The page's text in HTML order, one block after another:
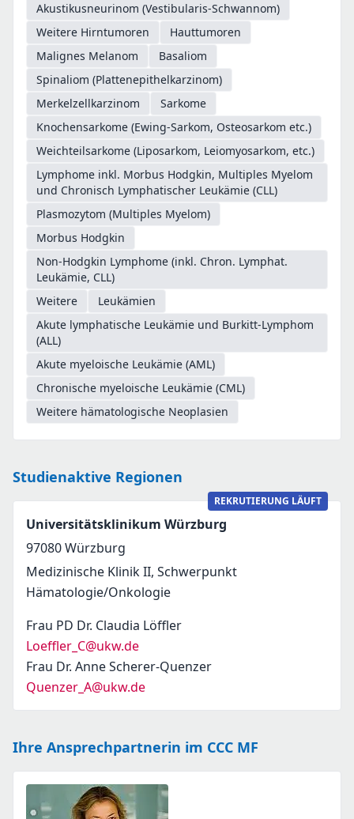
Akustikusneurinom (Vestibularis-Schwannom)
Weitere Hirntumoren
Hauttumoren
Malignes Melanom
Basaliom
Spinaliom (Plattenepithelkarzinom)
Merkelzellkarzinom
Sarkome
Knochensarkome (Ewing-Sarkom, Osteosarkom etc.)
Weichteilsarkome (Liposarkom, Leiomyosarkom, etc.)
Lymphome inkl. Morbus Hodgkin, Multiples Myelom
und Chronisch Lymphatischer Leukämie (CLL)
Plasmozytom (Multiples Myelom)
Morbus Hodgkin
Non-Hodgkin Lymphome (inkl. Chron. Lymphat.
Leukämie, CLL)
Weitere
Leukämien
Akute lymphatische Leukämie und Burkitt-Lymphom
(ALL)
Akute myeloische Leukämie (AML)
Chronische myeloische Leukämie (CML)
Weitere hämatologische Neoplasien
Studienaktive Regionen
REKRUTIERUNG LÄUFT
Universitätsklinikum Würzburg
97080Würzburg
Medizinische Klinik II, Schwerpunkt
Hämatologie/Onkologie
Frau PD Dr. Claudia Löffler
Loeffler_C@ukw.de
Frau Dr. Anne Scherer-Quenzer
Quenzer_A@ukw.de
Ihre Ansprechpartnerin im CCC MF